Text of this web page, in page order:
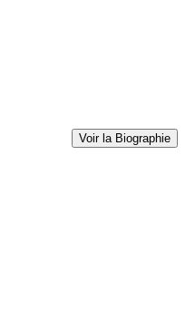
Voir la Biographie